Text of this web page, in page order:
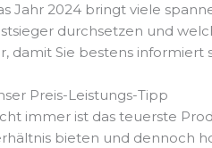
Jahr 2024 bringt viele
durchsetzen und
damit Sie bestens informiert
Preis-Leistungs-Tipp
immer ist das teuerste
bieten und dennoch